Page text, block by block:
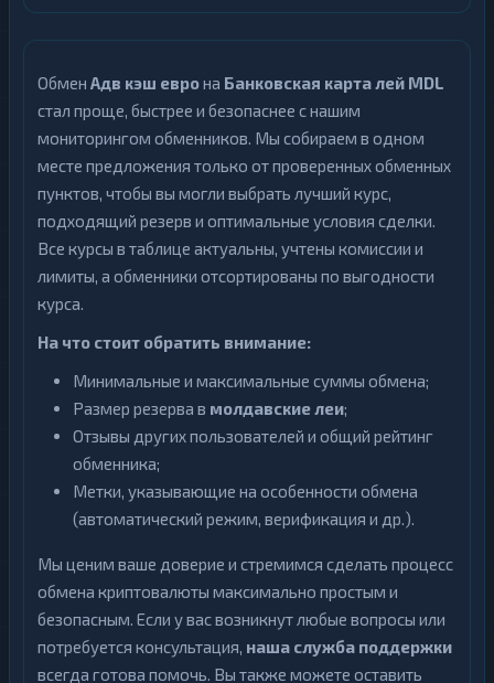
Обмен Адв кэш еврона Банковская карта лей MDL
стал проще, быстрее и безопаснее с нашим
мониторингом обменников. Мы собираем в одном
месте предложения только от проверенных обменных
пунктов, чтобы вы могли выбрать лучший курс,
подходящий резерв и оптимальные условия сделки.
Все курсы в таблице актуальны, учтены комиссии и
лимиты, а обменники отсортированы по выгодности
курса.
На что стоит обратить внимание:
Минимальные и максимальные суммы обмена;
Размер резерва в молдавские леи;
Отзывы других пользователей и общий рейтинг
обменника;
Метки, указывающие на особенности обмена
(автоматический режим, верификация и др.).
Мы ценим ваше доверие и стремимся сделать процесс
обмена криптовалюты максимально простым и
безопасным. Если у вас возникнут любые вопросы или
потребуется консультация, наша служба поддержки
всегда готова помочь. Вы также можете оставить